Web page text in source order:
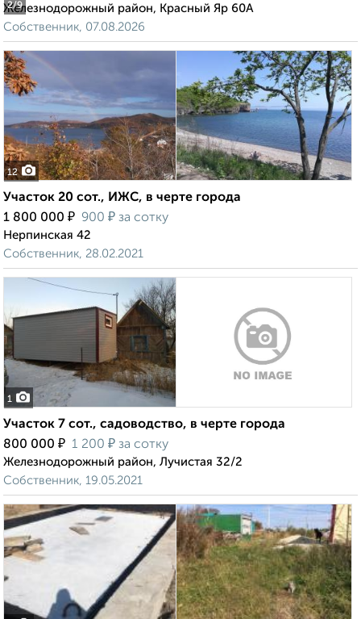
2/9
Железнодорожный район, Красный Яр 60А
Собственник, 07.08.2026
12
Участок 20 сот., ИЖС, в черте города
1 800 000 ₽ 900 ₽ за сотку
Нерпинская 42
Собственник, 28.02.2021
1
Участок 7 сот., садоводство, в черте города
800 000 ₽ 1 200 ₽ за сотку
Железнодорожный район, Лучистая 32/2
Собственник, 19.05.2021